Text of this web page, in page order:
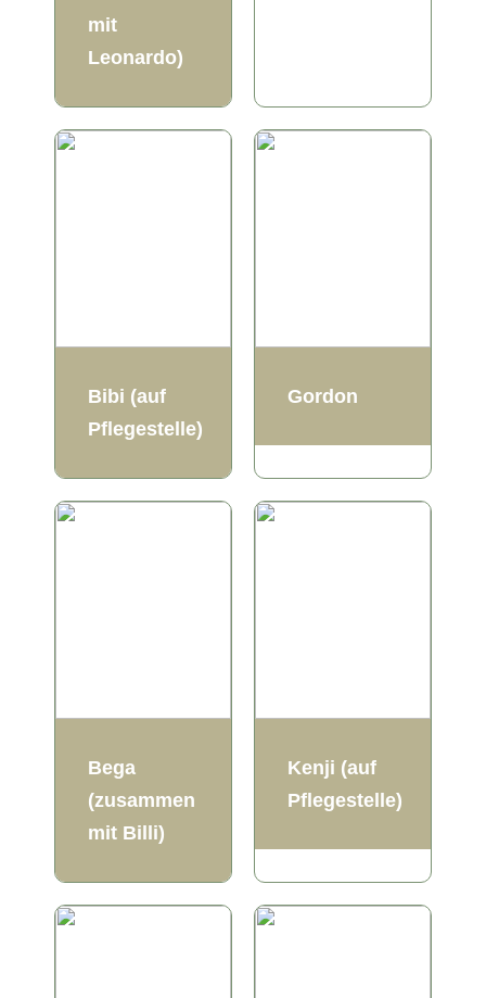
mit
Leonardo)
Bibi (auf
Pflegestelle)
Gordon
Bega
(zusammen
mit Billi)
Kenji (auf
Pflegestelle)